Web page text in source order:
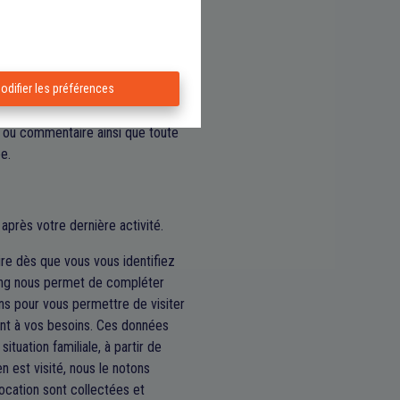
les préférences
à la fois sur la base de
commentaire ainsi que toute
votre dernière activité.
dès que vous vous identifiez
nous permet de compléter
pour vous permettre de visiter
à vos besoins. Ces données
familiale, à partir de
est visité, nous le notons
sont collectées et